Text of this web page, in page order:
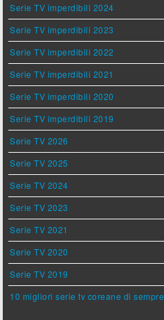
Serie TV imperdibili 2024
Serie TV imperdibili 2023
Serie TV imperdibili 2022
Serie TV imperdibili 2021
Serie TV imperdibili 2020
Serie TV imperdibili 2019
Serie TV 2026
Serie TV 2025
Serie TV 2024
Serie TV 2023
Serie TV 2021
Serie TV 2020
Serie TV 2019
10 migliori serie tv coreane di sempre